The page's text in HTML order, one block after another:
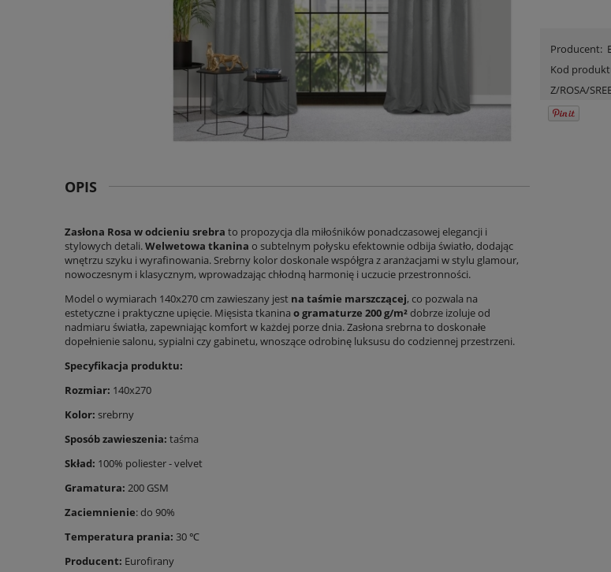
Producent:
Kod
Z/ROSA/
OPIS
Zasłona Rosa w odcieniu srebra to propozycja dla miłośników ponadczasowej elegancji i
stylowych detali.Welwetowa tkanina o subtelnym połysku efektownie odbija światło, dodając
wnętrzu szyku i wyrafinowania. Srebrny kolor doskonale współgra z aranżacjami w stylu glamour,
nowoczesnym i klasycznym, wprowadzając chłodną harmonię i uczucie przestronności.
Model o wymiarach 140x270 cm zawieszany jest na taśmie marszczącej, co pozwala na
estetyczne i praktyczne upięcie. Mięsista tkanina o gramaturze 200 g/m²dobrze izoluje od
nadmiaru światła, zapewniając komfort w każdej porze dnia. Zasłona srebrna to doskonałe
dopełnienie salonu, sypialni czy gabinetu, wnoszące odrobinę luksusu do codziennej przestrzeni.
Specyfikacja produktu:
Rozmiar: 140x270
Kolor: srebrny
Sposób zawieszenia: taśma
Skład: 100% poliester - velvet
Gramatura: 200 GSM
Zaciemnienie: do 90%
Temperatura prania: 30 ℃
Producent: Eurofirany